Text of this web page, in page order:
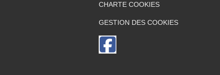
CHARTE COOKIES
GESTION DES COOKIES